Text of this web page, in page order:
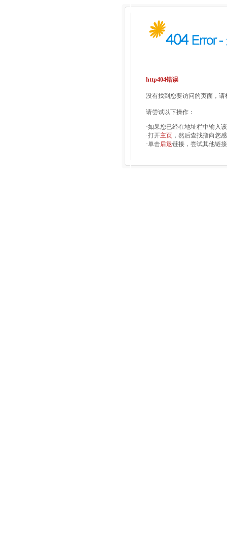
http404错误
没有找到您要访问的页面，
请尝试以下操作：
·如果您已经在地址栏中输入
·打开主页 ，然后查找指向您
·单击后退链接，尝试其他链